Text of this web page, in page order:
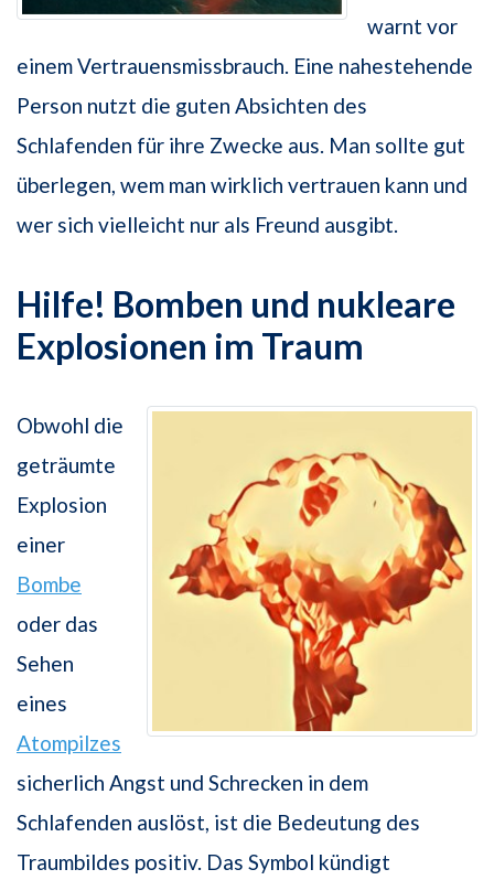
warnt vor
einem Vertrauensmissbrauch. Eine nahestehende
Person nutzt die guten Absichten des
Schlafenden für ihre Zwecke aus. Man sollte gut
überlegen, wem man wirklich vertrauen kann und
wer sich vielleicht nur als Freund ausgibt.
Hilfe! Bomben und nukleare
Explosionen im Traum
Obwohl die
geträumte
Explosion
einer
Bombe
oder das
Sehen
eines
Atompilzes
sicherlich Angst und Schrecken in dem
Schlafenden auslöst, ist die Bedeutung des
Traumbildes positiv. Das Symbol kündigt